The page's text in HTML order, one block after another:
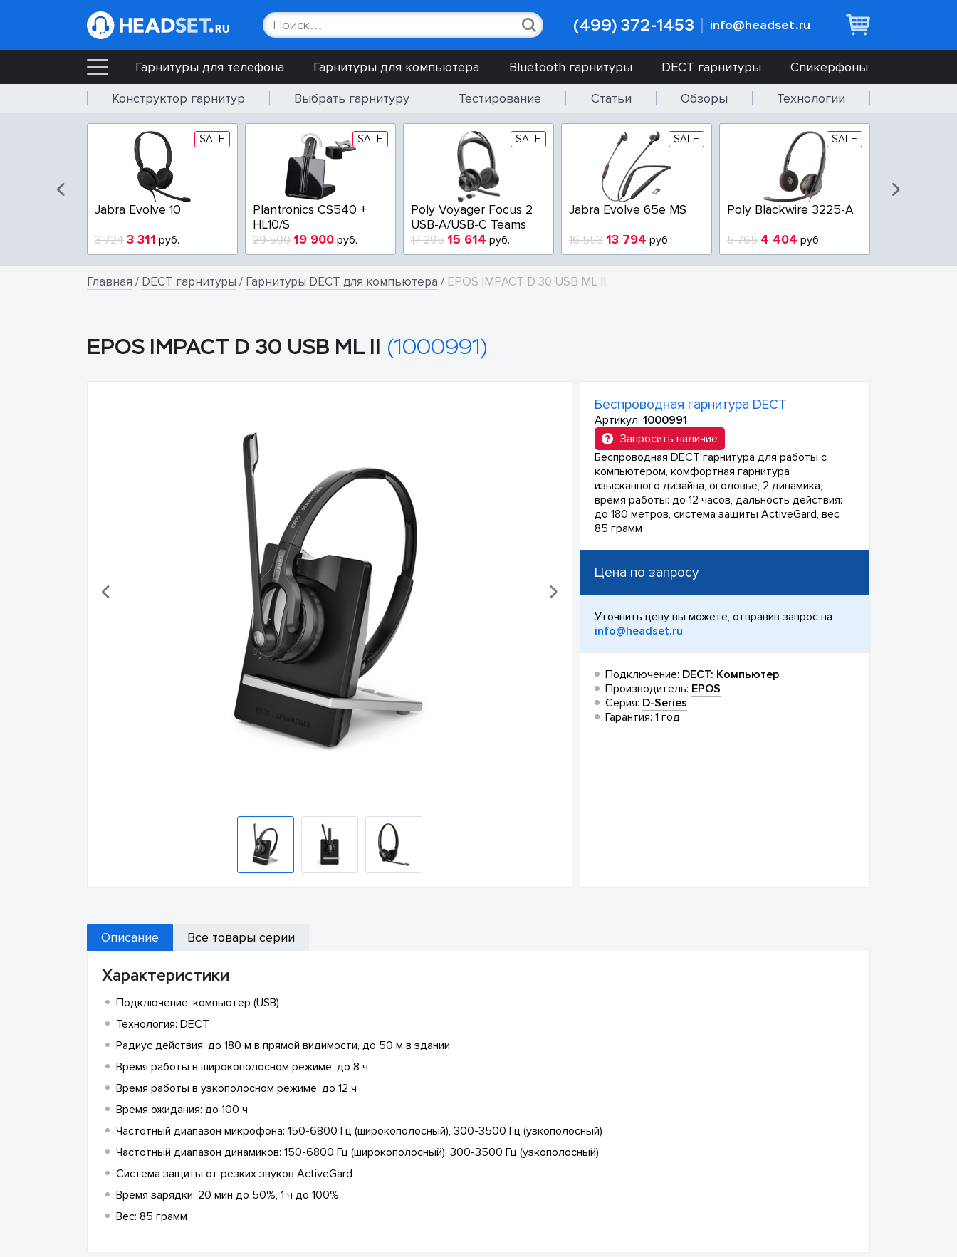
(499) 372-1453 info@headset.ru
Гарнитуры для телефона Гарнитуры для компьютера Bluetooth гарнитуры DECT гарнитуры
Спикерфоны
Конструктор гарнитур
Выбрать гарнитуру Тестирование Статьи Обзоры Технологии
SALE
Jabra Evolve 10
3 724 3 311 руб.
SALE
Plantronics CS540 +
HL10/S
29 500 19 900 руб.
SALE
Poly Voyager Focus 2
USB-A/USB-C Teams
17 295 15 614 руб.
SALE
Jabra Evolve 65e MS
16 553 13 794 руб.
SALE
Poly Blackwire 3225-A
5 765 4 404 руб.
Главная / DECT гарнитуры / Гарнитуры DECT для компьютера / EPOS IMPACT D 30 USB ML II
EPOS IMPACT D 30 USB ML II (1000991)
Беспроводная гарнитура DECT
Артикул: 1000991
Запросить наличие
Беспроводная DECT гарнитура для работы с
компьютером, комфортная гарнитура
изысканного дизайна, оголовье, 2 динамика,
время работы: до 12 часов, дальность действия:
до 180 метров, система защиты ActiveGard, вес
85 грамм
Цена по запросу
Уточнить цену вы можете, отправив запрос на
info@headset.ru
Подключение: DECT: Компьютер
Производитель: EPOS
Серия: D-Series
Гарантия: 1 год
Описание Все товары серии
Характеристики
Подключение: компьютер (USB)
Технология: DECT
Радиус действия: до 180 м в прямой видимости, до 50 м в здании
Время работы в широкополосном режиме: до 8 ч
Время работы в узкополосном режиме: до 12 ч
Время ожидания: до 100 ч
Частотный диапазон микрофона: 150-6800 Гц (широкополосный), 300-3500 Гц (узкополосный)
Частотный диапазон динамиков: 150-6800 Гц (широкополосный), 300-3500 Гц (узкополосный)
Система защиты от резких звуков ActiveGard
Время зарядки: 20 мин до 50%, 1 ч до 100%
Вес: 85 грамм